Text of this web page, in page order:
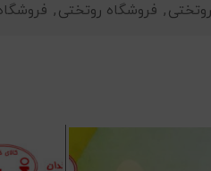
, فروشگاه روتختی,